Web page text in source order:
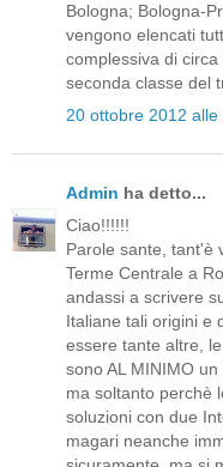
Bologna; Bologna-
vengono elencati
complessiva di
seconda classe del
20 ottobre 2012 alle
Admin ha detto...
Ciao!!!!!!
Parole sante, tant'è
Terme Centrale a
andassi a scrivere
Italiane tali origini e
essere tante altre,
sono AL MINIMO
ma soltanto perchè
soluzioni con due
magari neanche